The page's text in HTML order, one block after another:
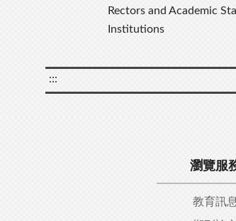
Rectors and Academic
Institutions
:::
瀏覽服
教育訊息